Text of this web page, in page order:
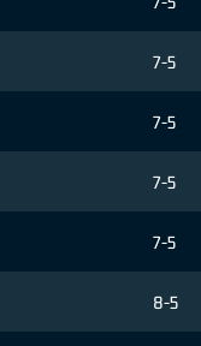
7-5
7-5
7-5
7-5
8-5